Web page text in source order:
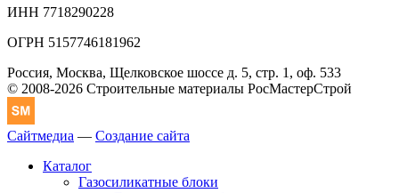
ИНН 7718290228
ОГРН 5157746181962
Россия, Москва, Щелковское шоссе д. 5, стр. 1, оф. 533
© 2008-2026 Строительные материалы РосМастерСтрой
Сайтмедиа — Создание сайта
Каталог
Газосиликатные блоки